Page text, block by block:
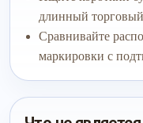
длинный
Сравнивайте
маркировки с